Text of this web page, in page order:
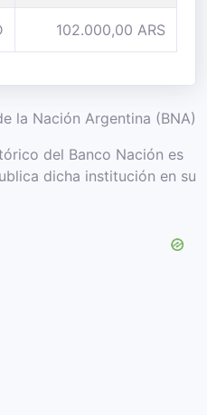
102.000,00 ARS
la Nación Argentina (BNA)
del Banco Nación es
dicha institución en su